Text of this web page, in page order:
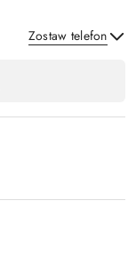
Zostaw telefon